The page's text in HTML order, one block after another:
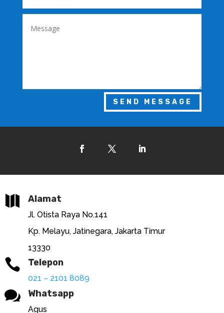
SEND MESSAGE
 Alamat
Jl. Otista Raya No.141
Kp. Melayu, Jatinegara, Jakarta Timur
13330
 Telepon
021 – 2101 8089
 Whatsapp
Agus